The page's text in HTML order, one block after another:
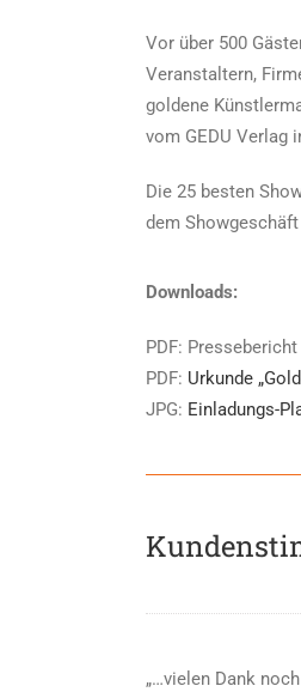
Vor über 500
Veranstaltern,
goldene
vom GEDU Verlag
Die 25 besten
dem
Downloads:
PDF: Pressebericht
PDF: Urkunde
JPG: Einladungs-
„…vielen Dank